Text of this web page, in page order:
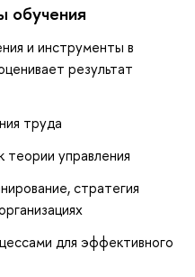
обучения
и инструменты в
результат
труда
управления
стратегия
для эффективного